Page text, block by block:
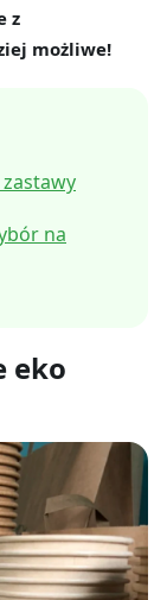
z
możliwe!
na
eko